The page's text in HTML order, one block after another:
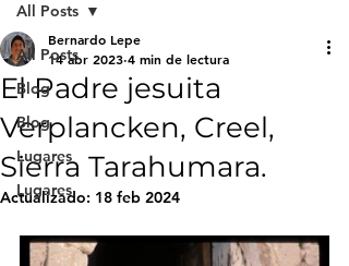
All Posts
Blog
Blog
Lugares
Lugares
All Posts
El Padre jesuita
Verplancken, Creel,
Sierra Tarahumara.
Bernardo Lepe
14 abr 2023 4 min de lectura
Actualizado: 18 feb 2024